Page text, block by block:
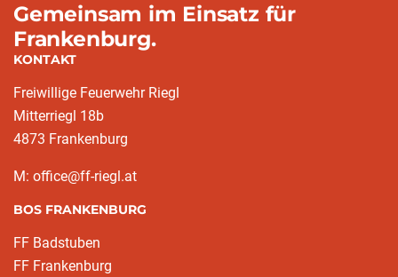
Gemeinsam im Einsatz für
Frankenburg.
KONTAKT
Freiwillige Feuerwehr Riegl
Mitterriegl 18b
4873 Frankenburg
M: office@ff-riegl.at
BOS FRANKENBURG
FF Badstuben
FF Frankenburg